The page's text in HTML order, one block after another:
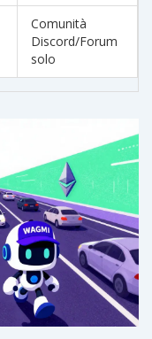
Comunità
Discord/Forum
solo